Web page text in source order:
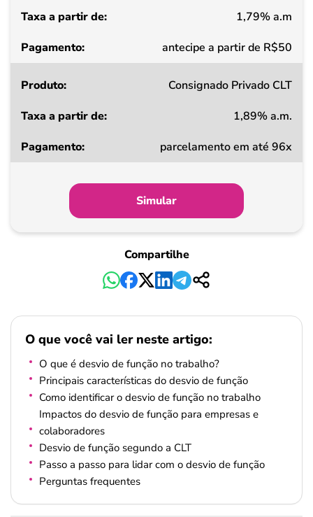
Pagamento
1,79% a.m
antecipe a partir de R$50
Consignado Privado CLT
1,89% a.m.
parcelamento em até 96x
Simular
Compartilhe
O que você vai ler neste artigo:
O que é desvio de função no trabalho?
Principais características do desvio de função
Como identificar o desvio de função no trabalho
Impactos do desvio de função para empresas e
colaboradores
Desvio de função segundo a CLT
Passo a passo para lidar com o desvio de função
Perguntas frequentes